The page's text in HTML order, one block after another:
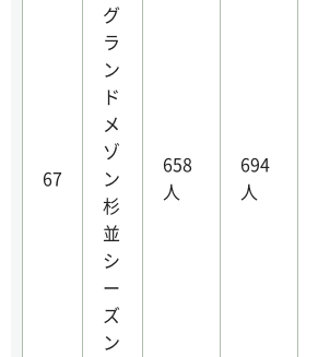
67
グ
ラ
ン
ド
メ
ゾ
ン
杉
並
シ
ー
ズ
ン
658
人
694
人